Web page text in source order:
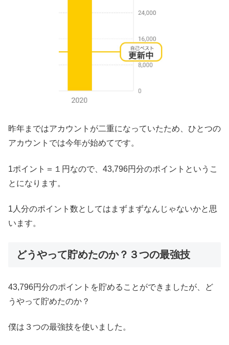
昨年まではアカウントが二重になっていたため、ひとつの
アカウントでは今年が始めてです。
1ポイント＝１円なので、43,796円分のポイントというこ
とになります。
1人分のポイント数としてはまずまずなんじゃないかと思
います。
どうやって貯めたのか？３つの最強技
43,796円分のポイントを貯めることができましたが、ど
うやって貯めたのか？
僕は３つの最強技を使いました。